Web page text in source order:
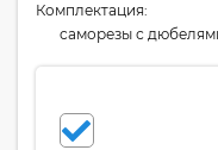
Комплектация:
cаморезы с